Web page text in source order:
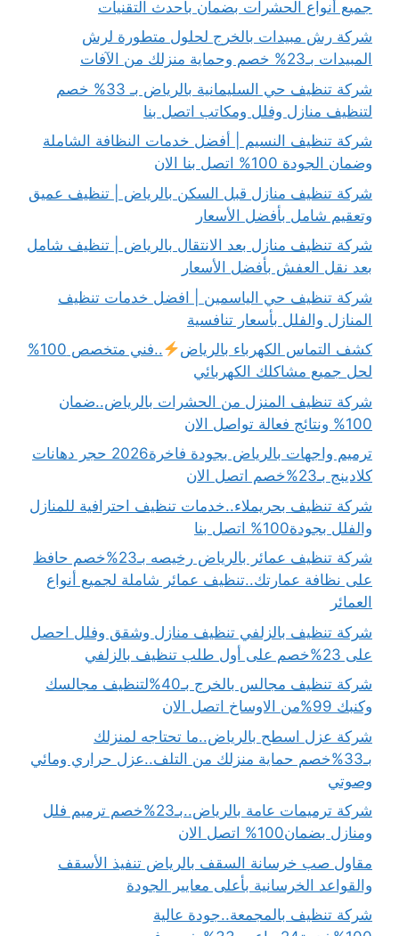
جميع أنواع الحشرات بضمان بأحدث التقنيات
شركة رش مبيدات بالخرج لحلول متطورة لرش
المبيدات بـ23% خصم وحماية منزلك من الآفات
شركة تنظيف حي السليمانية بالرياض بـ 33% خصم
لتنظيف منازل وفلل ومكاتب اتصل بنا
شركة تنظيف النسيم | أفضل خدمات النظافة الشاملة
وضمان الجودة 100% اتصل بنا الان
شركة تنظيف منازل قبل السكن بالرياض | تنظيف عميق
وتعقيم شامل بأفضل الأسعار
شركة تنظيف منازل بعد الانتقال بالرياض | تنظيف شامل
بعد نقل العفش بأفضل الأسعار
شركة تنظيف حي الياسمين | افضل خدمات تنظيف
المنازل والفلل بأسعار تنافسية
كشف التماس الكهرباء بالرياض
..فني متخصص 100%
لحل جميع مشاكلك الكهربائي
شركة تنظيف المنزل من الحشرات بالرياض..ضمان
100% ونتائج فعالة تواصل الان
ترميم واجهات بالرياض بجودة فاخرة2026 حجر دهانات
كلادينج بـ23%خصم اتصل الان
شركة تنظيف بحريملاء..خدمات تنظيف احترافية للمنازل
والفلل بجودة100% اتصل بنا
شركة تنظيف عمائر بالرياض رخيصه بـ23%خصم حافظ
على نظافة عمارتك..تنظيف عمائر شاملة لجميع أنواع
العمائر
شركة تنظيف بالزلفي تنظيف منازل وشقق وفلل احصل
على 23%خصم على أول طلب تنظيف بالزلفي
شركة تنظيف مجالس بالخرج بـ40%لتنظيف مجالسك
وكنبك 99%من الاوساخ اتصل الان
شركة عزل اسطح بالرياض..ما تحتاجه لمنزلك
بـ33%خصم حماية منزلك من التلف..عزل حراري ومائي
وصوتي
شركة ترميمات عامة بالرياض..بـ23%خصم ترميم فلل
ومنازل بضمان100% اتصل الان
مقاول صب خرسانة السقف بالرياض تنفيذ الأسقف
والقواعد الخرسانية بأعلى معايير الجودة
شركة تنظيف بالمجمعة..جودة عالية